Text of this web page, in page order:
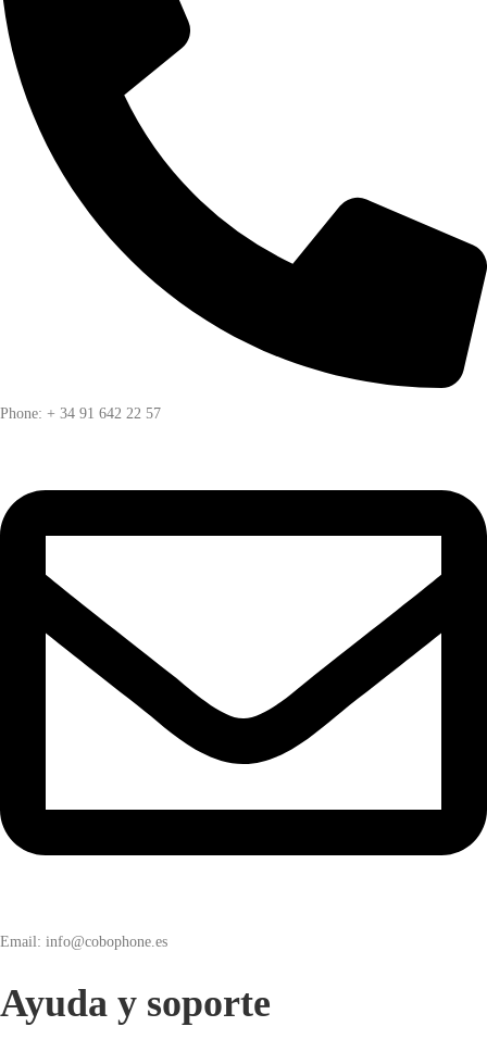
Phone: + 34 91 642 22 57
Email: info@cobophone.es
Ayuda y soporte